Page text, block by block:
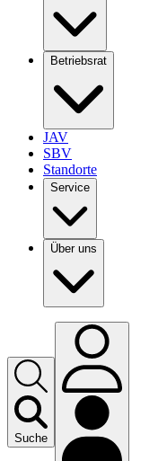
Betriebsrat
JAV
SBV
Standorte
Service
Über uns
Suche